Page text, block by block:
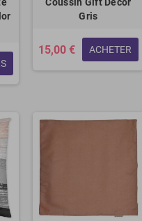
Gris
15,00 € ACHETER